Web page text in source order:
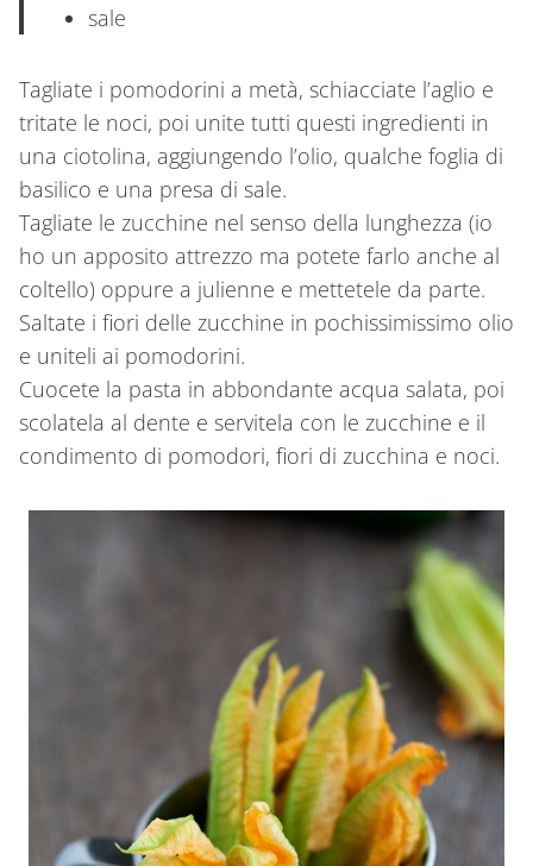
sale
Tagliate i pomodorini a metà, schiacciate l’aglio e
tritate le noci, poi unite tutti questi ingredienti in
una ciotolina, aggiungendo l’olio, qualche foglia di
basilico e una presa di sale.
Tagliate le zucchine nel senso della lunghezza (io
ho un apposito attrezzo ma potete farlo anche al
coltello) oppure a julienne e mettetele da parte.
Saltate i fiori delle zucchine in pochissimissimo olio
e uniteli ai pomodorini.
Cuocete la pasta in abbondante acqua salata, poi
scolatela al dente e servitela con le zucchine e il
condimento di pomodori, fiori di zucchina e noci.